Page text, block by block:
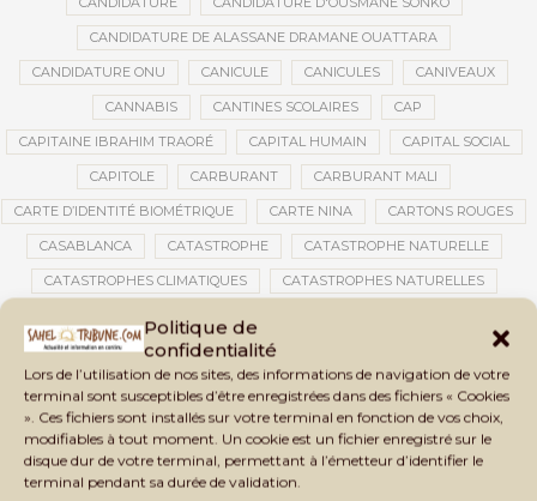
Politique de
confidentialité
Lors de l’utilisation de nos sites, des informations de navigation de votre
terminal sont susceptibles d’être enregistrées dans des fichiers « Cookies
». Ces fichiers sont installés sur votre terminal en fonction de vos choix,
modifiables à tout moment. Un cookie est un fichier enregistré sur le
disque dur de votre terminal, permettant à l’émetteur d’identifier le
terminal pendant sa durée de validation.
CANDIDATURE DE ALASSANE DRAMANE OUATTARA
CANDIDATURE ONU CANICULE CANICULES CANIVEAUX
CANNABIS CANTINES SCOLAIRES CAP
CAPITAINE IBRAHIM TRAORÉ CAPITAL HUMAIN CAPITAL SOCIAL
CAPITOLE CARBURANT CARBURANT MALI
CARTE D’IDENTITÉ BIOMÉTRIQUE CARTE NINA CARTONS ROUGES
CASABLANCA CATASTROPHE CATASTROPHE NATURELLE
CATASTROPHES CLIMATIQUES CATASTROPHES NATURELLES
CÉDÉAO CEDEAO CEI CÉLÉBRATION NATIONALE CEMAC
CEMAPI CEN-SNESUP CENOU CENSURE
CENTRAFRIQUE CENTRALE SOLAIRE
CENTRALE SOLAIRE DE SANANKOROBA CENTRALES SOLAIRES
CENTRE D'INTELLIGENCE ARTIFICIELLE